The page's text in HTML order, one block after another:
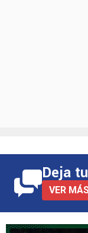
Deja
VER